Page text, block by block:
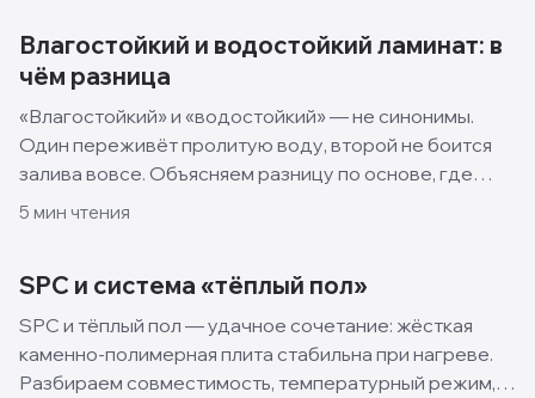
Влагостойкий и водостойкий ламинат: в
чём разница
«Влагостойкий» и «водостойкий» — не синонимы.
Один переживёт пролитую воду, второй не боится
залива вовсе. Объясняем разницу по основе, где
какой класть и что выбрать на кухню.
5 мин чтения
SPC и система «тёплый пол»
SPC и тёплый пол — удачное сочетание: жёсткая
каменно-полимерная плита стабильна при нагреве.
Разбираем совместимость, температурный режим,